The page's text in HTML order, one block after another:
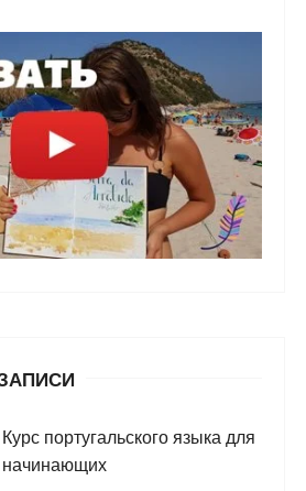
Курс португальского языка для
начинающих